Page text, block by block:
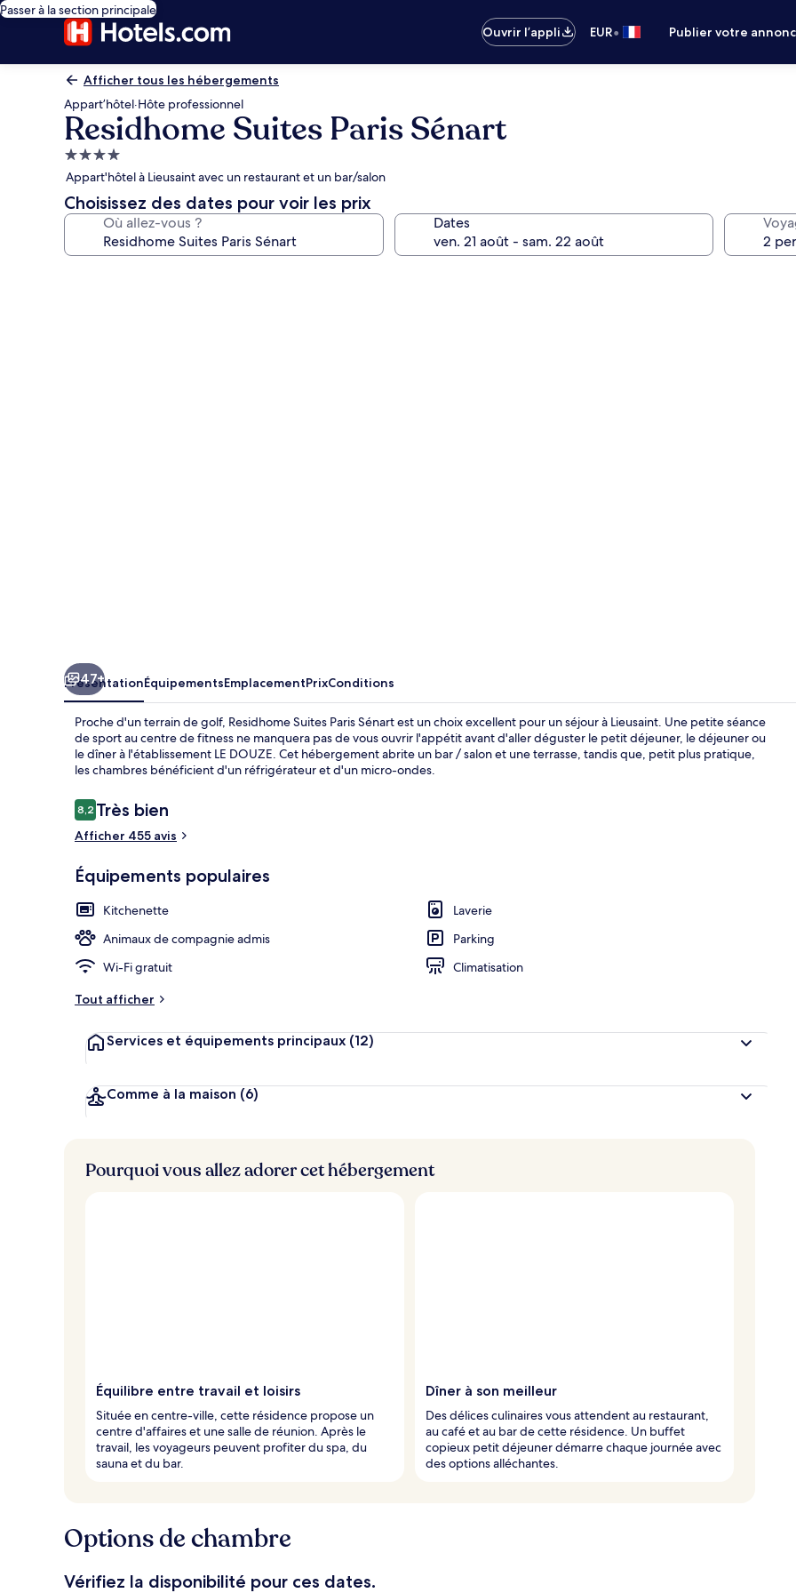
Passer à la section principale
Ouvrir l’appli
EUR• Publier votre
Afficher tous les hébergements
Appart’hôtel·Hôte professionnel
Residhome Suites Paris Sénart
Hébergement
4.0 étoiles
Appart'hôtel à Lieusaint avec un restaurant et un bar/salon
Choisissez des dates pour voir les prix
Où allez-vous ? Dates
47+
PrésentationÉquipementsEmplacementPrixConditions
Proche d'un terrain de golf, Residhome Suites Paris Sénart est un choix excellent pour un séjour à Lieusaint. Une petite séance
de sport au centre de fitness ne manquera pas de vous ouvrir l'appétit avant d'aller déguster le petit déjeuner, le déjeuner ou
le dîner à l'établissement LE DOUZE. Cet hébergement abrite un bar / salon et une terrasse, tandis que, petit plus pratique,
les chambres bénéficient d'un réfrigérateur et d'un micro-ondes.
Avis
voyageurs
8,28,2 sur 10
Très bien
Afficher 455 avis
Équipements populaires
Kitchenette
Laverie
Animaux de compagnie admis
Parking
Wi-Fi gratuit
Climatisation
Tout afficher
Services et équipements principaux (12)
Comme à la maison (6)
Pourquoi vous allez adorer cet hébergement
Équilibre entre travail et loisirs
Située en centre-ville, cette résidence propose un
centre d'affaires et une salle de réunion. Après le
travail, les voyageurs peuvent profiter du spa, du
sauna et du bar.
Dîner à son meilleur
Des délices culinaires vous attendent au restaurant,
au café et au bar de cette résidence. Un buffet
copieux petit déjeuner démarre chaque journée avec
des options alléchantes.
Options de chambre
Vérifiez la disponibilité pour ces dates.